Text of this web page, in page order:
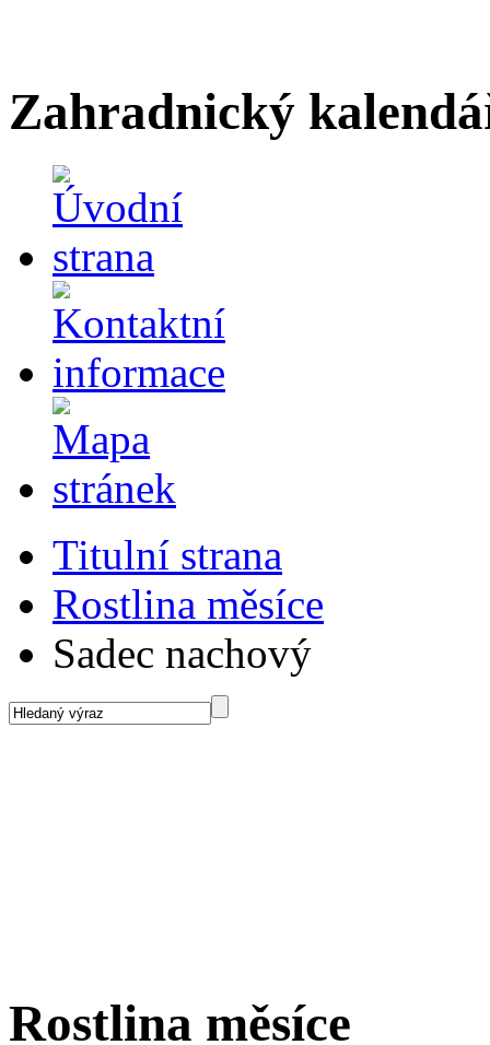
Zahradnický
Titulní strana
Rostlina měsíce
Sadec nachový
Rostlina měsíce